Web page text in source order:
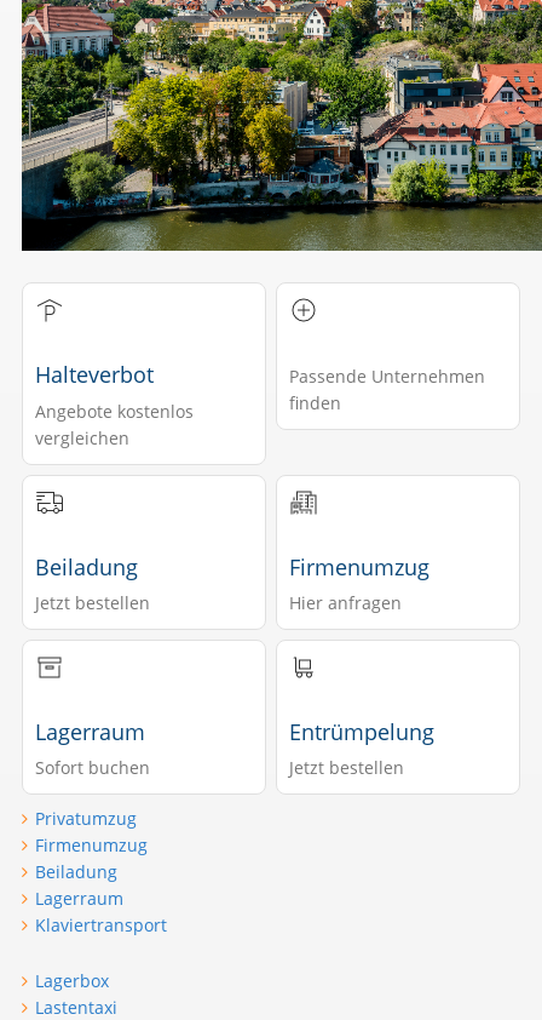
Halteverbot
Angebote kostenlos
vergleichen
Passende Unternehmen
finden
Beiladung
Jetzt bestellen
Firmenumzug
Hier anfragen
Lagerraum
Sofort buchen
Entrümpelung
Jetzt bestellen
Privatumzug
Firmenumzug
Beiladung
Lagerraum
Klaviertransport
Lagerbox
Lastentaxi